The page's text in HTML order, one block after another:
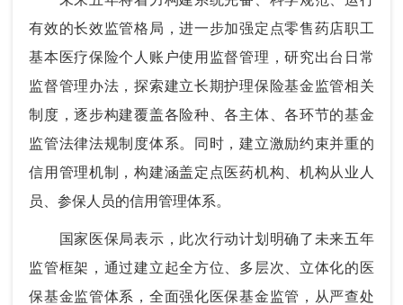
有效的长效监管格局，进一步加强定点零售药店职工
基本医疗保险个人账户使用监督管理，研究出台日常
监督管理办法，探索建立长期护理保险基金监管相关
制度，逐步构建覆盖各险种、各主体、各环节的基金
监管法律法规制度体系。同时，建立激励约束并重的
信用管理机制，构建涵盖定点医药机构、机构从业人
员、参保人员的信用管理体系。
国家医保局表示，此次行动计划明确了未来五年
监管框架，通过建立起全方位、多层次、立体化的医
保基金监管体系，全面强化医保基金监管，从严查处